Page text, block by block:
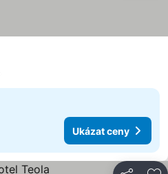
Ukázat ceny